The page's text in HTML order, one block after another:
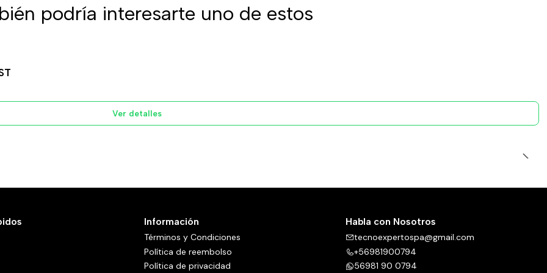
podría interesarte uno de estos
Ver detalles
Información
Términos y Condiciones
Política de reembolso
Política de privacidad
Habla con Nosotros
tecnoexpertospa@gmail.com
+56981900794
56981 90 0794